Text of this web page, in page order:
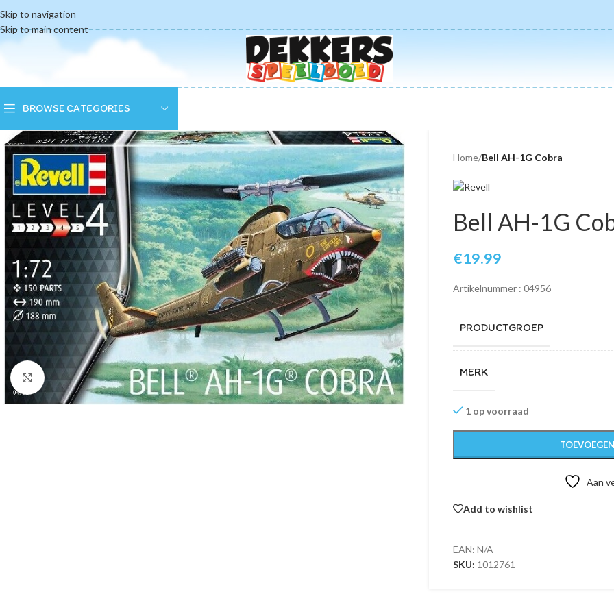
Skip to navigation
Skip to main content
BROWSE CATEGORIES
Click to enlarge
Home/Bell AH-1G Cobra
Bell AH-1G
€19.99
Artikelnummer : 04956
PRODUCTGROEP
MERK
1 op voorraad
Aan
Add to wishlist
EAN: N/A
SKU: 1012761